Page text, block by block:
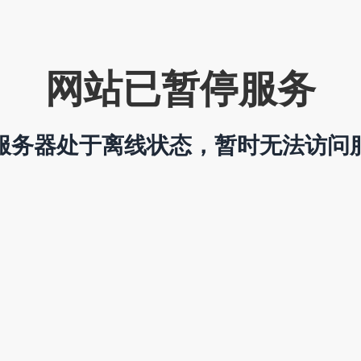
网站已暂停服务
务器处于离线状态，暂时无法访问